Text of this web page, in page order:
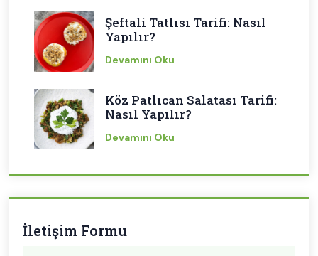
Şeftali Tatlısı Tarifi: Nasıl
Yapılır?
Devamını Oku
Köz Patlıcan Salatası Tarifi:
Nasıl Yapılır?
Devamını Oku
İletişim Formu